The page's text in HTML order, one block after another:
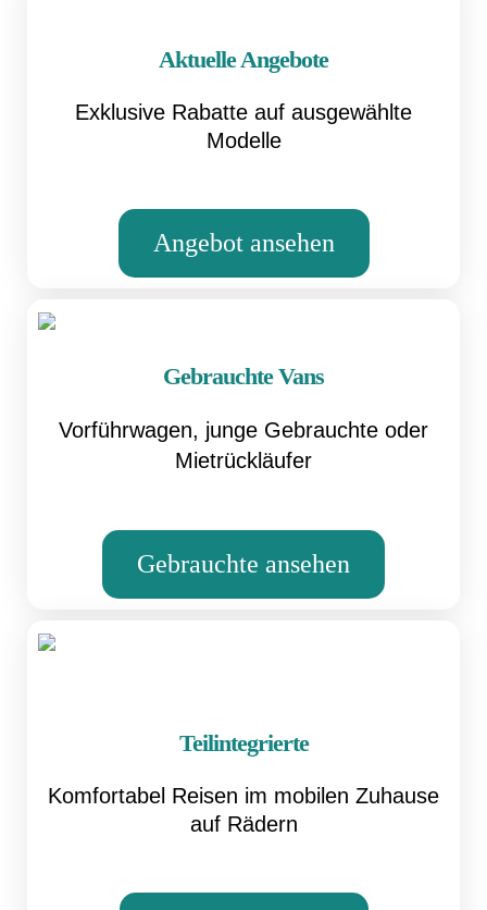
Aktuelle Angebote
Exklusive Rabatte auf ausgewählte
Modelle
Angebot ansehen
Gebrauchte Vans
Vorführwagen, junge Gebrauchte oder
Mietrückläufer
Gebrauchte ansehen
Teilintegrierte
Komfortabel Reisen im mobilen Zuhause
auf Rädern